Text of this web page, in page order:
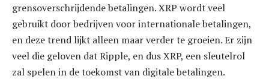
grensoverschrijdende betalingen. XRP wordt veel
gebruikt door bedrijven voor internationale betalingen,
en deze trend lijkt alleen maar verder te groeien. Er zijn
veel die geloven dat Ripple, en dus XRP, een sleutelrol
zal spelen in de toekomst van digitale betalingen.